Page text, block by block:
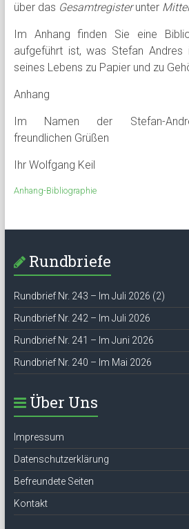
über das Gesamtregisterunter
Im Anhang finden Sie eine
aufgeführt ist, was Stefan Andres
seines Lebens zu Papier und zu
Anhang
Im Namen der Stefan-
freundlichen Grüßen
Ihr Wolfgang Keil
Anhang-Bibliographie
Rundbriefe
Rundbrief Nr. 243 – Im Juli 2026 (2)
Rundbrief Nr. 242 – Im Juli 2026
Rundbrief Nr. 241 – Im Juni 2026
Rundbrief Nr. 240 – Im Mai 2026
Über Uns
Impressum
Datenschutzerklärung
Befreundete Seiten
Kontakt